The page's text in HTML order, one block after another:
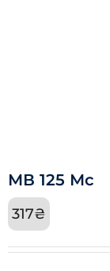
МВ 125 Мс
317₴